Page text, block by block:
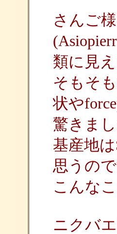
さんご
類に見
そもそ
状や
驚きまし
基産地
思うの
こんな
ニクバ